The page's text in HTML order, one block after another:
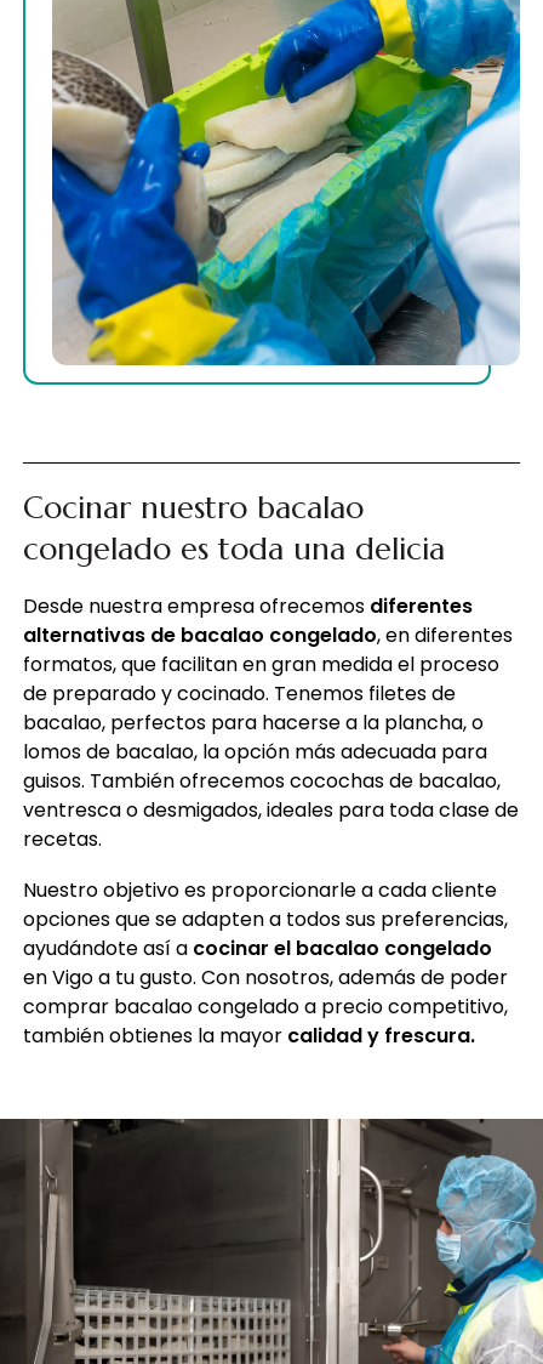
Cocinar nuestro bacalao
congelado es toda una delicia
Desde nuestra empresa ofrecemos diferentes
alternativas de bacalao congelado, en diferentes
formatos, que facilitan en gran medida el proceso
de preparado y cocinado. Tenemos filetes de
bacalao, perfectos para hacerse a la plancha, o
lomos de bacalao, la opción más adecuada para
guisos. También ofrecemos cocochas de bacalao,
ventresca o desmigados, ideales para toda clase de
recetas.
Nuestro objetivo es proporcionarle a cada cliente
opciones que se adapten a todos sus preferencias,
ayudándote así a cocinar el bacalao congelado
en Vigo a tu gusto. Con nosotros, además de poder
comprar bacalao congelado a precio competitivo,
también obtienes la mayor calidad y frescura.